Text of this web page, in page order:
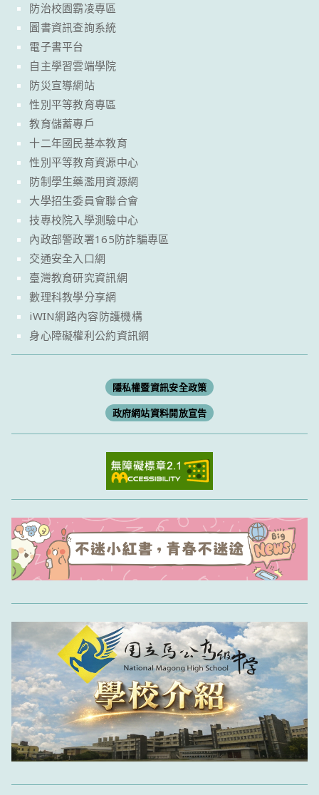
防治校園霸凌專區
圖書資訊查詢系統
電子書平台
自主學習雲端學院
防災宣導網站
性別平等教育專區
教育儲蓄專戶
十二年國民基本教育
性別平等教育資源中心
防制學生藥濫用資源網
大學招生委員會聯合會
技專校院入學測驗中心
內政部警政署165防詐騙專區
交通安全入口網
臺灣教育研究資訊網
數理科教學分享網
iWIN網路內容防護機構
身心障礙權利公約資訊網
隱私權暨資訊安全政策
政府網站資料開放宣告